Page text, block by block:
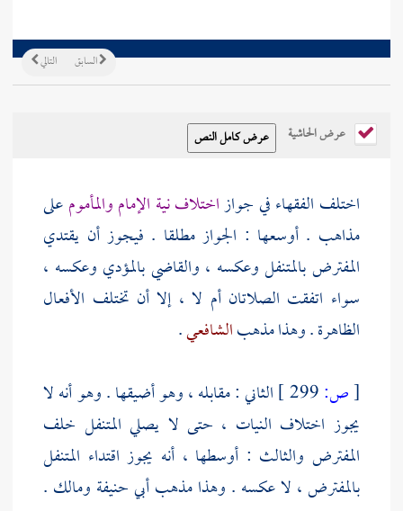
التالي السابق
عرض الحاشية
اختلف الفقهاء في جوازاختلاف نية الإمام والمأمومعلى
مذاهب . أوسعها : الجواز مطلقا . فيجوز أن يقتدي
المفترض بالمتنفل وعكسه ، والقاضي بالمؤدي وعكسه ،
سواء اتفقت الصلاتان أم لا ، إلا أن تختلف الأفعال
الظاهرة . وهذا مذهبالشافعي.
[ص:
الثاني : مقابله ، وهو أضيقها . وهو أنه لا
يجوز اختلاف النيات ، حتى لا يصلي المتنفل خلف
المفترض والثالث : أوسطها ، أنه يجوز اقتداء المتنفل
بالمفترض ، لا عكسه . وهذا مذهبأبي حنيفة ومالك .